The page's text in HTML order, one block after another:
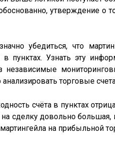
утверждение о
убедиться, что
пунктах. Узнать эту
независимые
торговые
счёта в пунктах
на сделку довольно
на прибыльной